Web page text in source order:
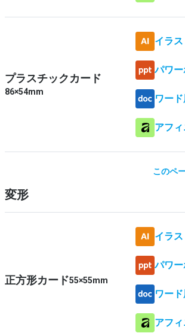
プラスチックカード
86×54mm
イラ
パワー
ワード
アフ
このペ
変形
正方形カード55×55mm
イラ
パワー
ワード
アフ